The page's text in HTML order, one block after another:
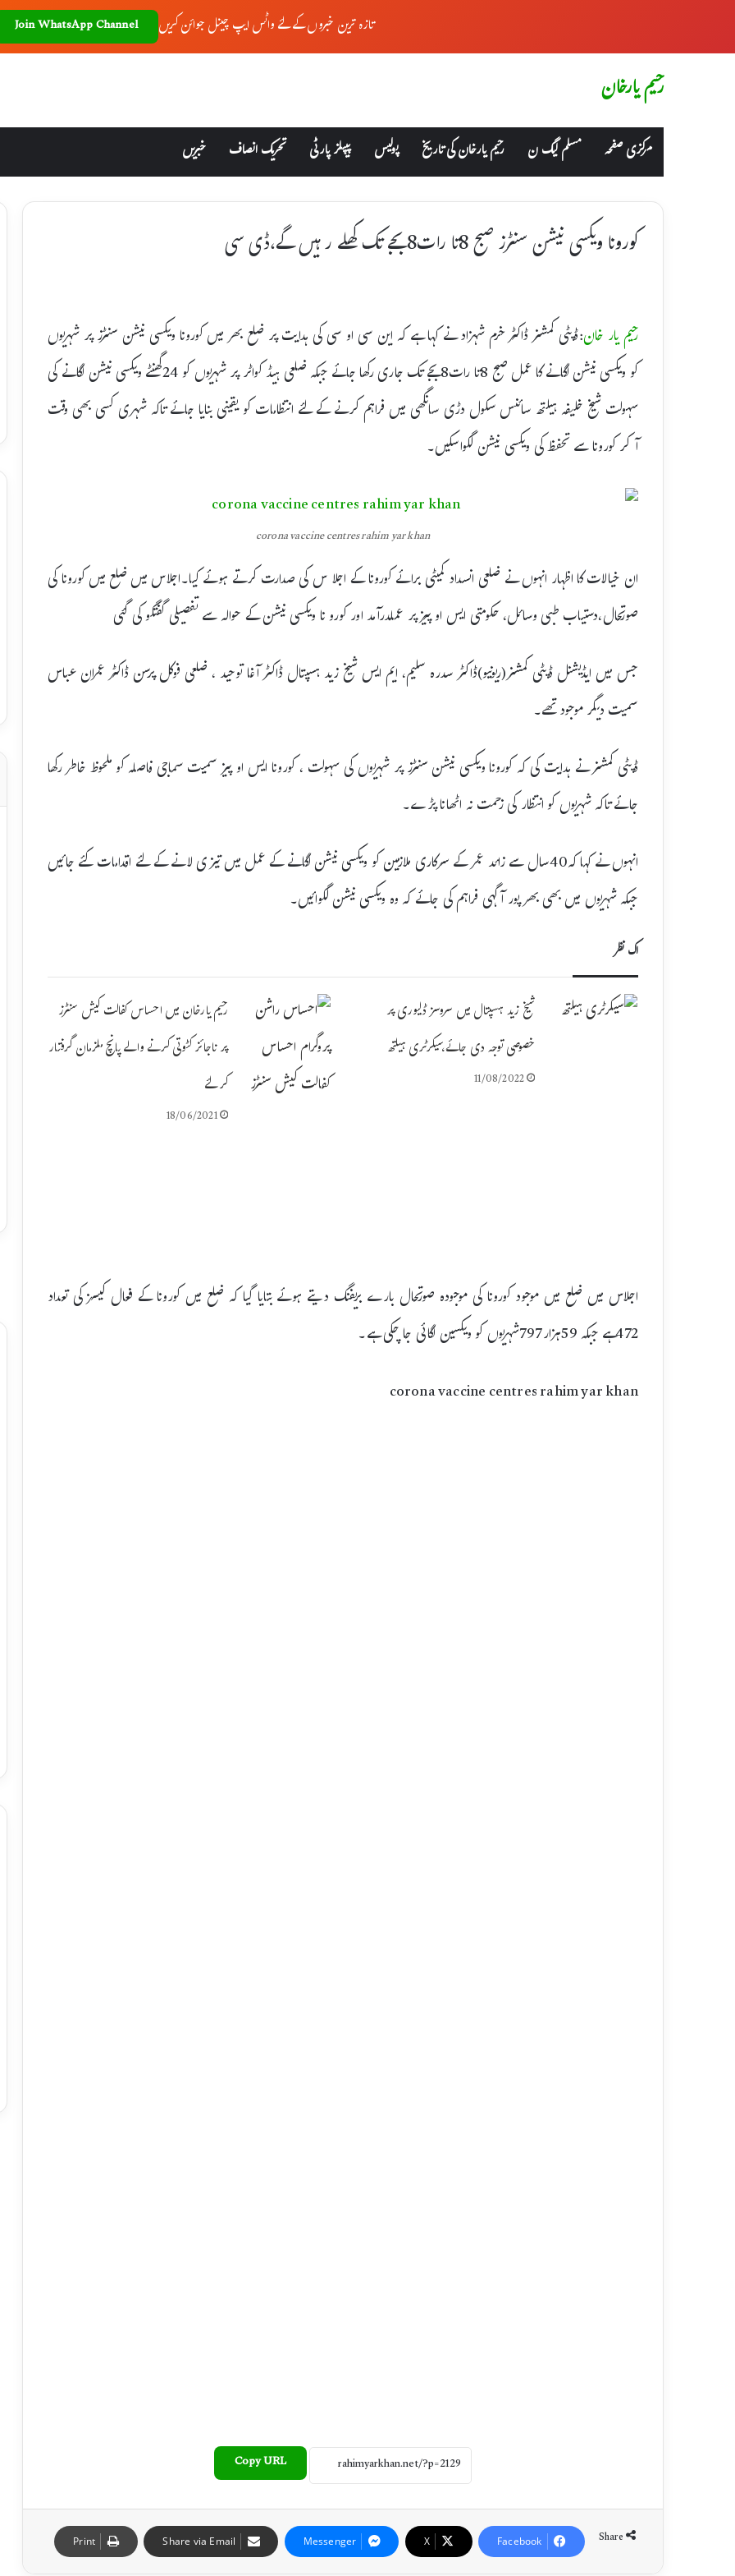
تازہ ترین خبروں کے لئے واٹس ایپ چینل جوائن کریں Join WhatsApp Channel
رحیم یارخان
مرکزی صفحہ مسلم لیگ ن رحیم یارخان کی تاریخ پولیس پیپلز پارٹی تحریک انصاف خبریں
کورونا ویکسی نیشن سنٹرز صبح 8تا رات8بجے تک کھلے رہیں گے،ڈی سی
رحیم یار خان:ڈپٹی کمشنر ڈاکٹر خرم شہزاد نے کہا ہے کہ این سی او سی کی ہدایت پر ضلع بھر میں کورونا ویکسی نیشن سنٹرز پر شہریوں
کو ویکسی نیشن لگانے کا عمل صبح 8تا رات8بجے تک جاری رکھا جائے جبکہ ضلعی ہیڈ کواٹر پر شہریوں کو 24گھنٹے ویکسی نیشن لگانے کی
سہولت شیخ خلیفہ ہیلتھ سائنس سکول دڑی سانگھی میں فراہم کرنے کے لئے انتظامات کو یقینی بنایا جائے تاکہ شہری کسی بھی وقت
آکر کورونا سے تحفظ کی ویکسی نیشن لگواسکیں۔
corona vaccine centres rahim yar khan
ان خیالات کا اظہار انہوں نے ضلعی انسداد کمیٹی برائے کورونا کے اجلا س کی صدارت کرتے ہوئے کیا۔اجلاس میں ضلع میں کورونا کی
صورتحال،دستیاب طبی وسائل، حکومتی ایس او پیز پر عملدرآمد اور کورو نا ویکسی نیشن کے حوالہ سے تفصیلی گفتگو کی گئی
جس میں ایڈیشنل ڈپٹی کمشنر(ریونیو)ڈاکٹر سدرہ سلیم، ایم ایس شیخ زید ہسپتال ڈاکٹر آغا توحید ، ضلعی فوکل پرسن ڈاکٹر عمران عباس
سمیت دیگر موجود تھے۔
ڈپٹی کمشنر نے ہدایت کی کہ کورونا ویکسی نیشن سنٹرز پر شہریوں کی سہولت ، کورونا ایس او پیز سمیت سماجی فاصلہ کو ملحوظ خاطر رکھا
جائے تاکہ شہریوں کو انتظار کی زحمت نہ اٹھانا پڑے۔
انہوں نے کہا کہ40سال سے زائد عمر کے سرکاری ملازمین کو ویکسی نیشن لگانے کے عمل میں تیزی لانے کے لئے اقدامات کئے جائیں
جبکہ شہریوں میں بھی بھر پور آگہی فراہم کی جائے کہ وہ ویکسی نیشن لگوائیں۔
اک نظر
شیخ زید ہسپتال میں سروسز ڈلیوری پر
خصوصی توجہ دی جائے،سیکرٹری ہیلتھ
11/08/2022
رحیم یارخان میں احساس کفالت کیش سنٹرز
پر ناجائز کٹوتی کرنے والے پانچ ملزمان گرفتار
کر لئے
18/06/2021
اجلاس میں ضلع میں موجود کورونا کی موجودہ صورتحال بارے بریفنگ دیتے ہوئے بتایا گیا کہ ضلع میں کورونا کے فعال کیسز کی تعداد
472ہے جبکہ 59ہزار797شہریوں کو ویکسین لگائی جا چکی ہے۔
corona vaccine centres rahim yar khan
Copy URL
Share
Facebook
X
Messenger
Share via Email
Print